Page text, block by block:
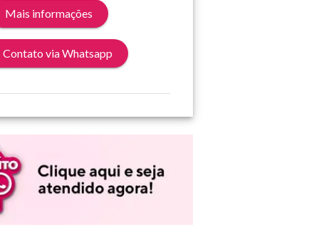
Mais informações
Contato via Whatsapp